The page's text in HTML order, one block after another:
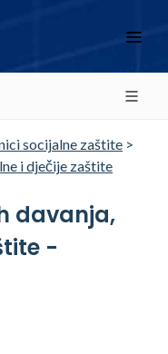
socijalne zaštite >
i dječije zaštite
davanja,
-